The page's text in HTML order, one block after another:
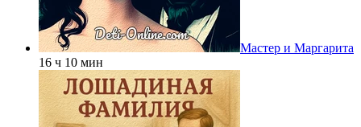
Мастер и Маргарита
16 ч 10 мин